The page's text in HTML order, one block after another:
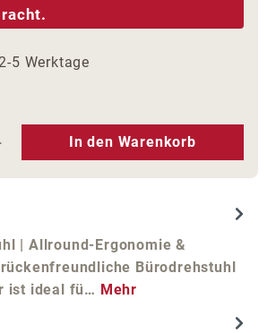
5 Werktage
Gib den
In den Warenkorb
| Allround-Ergonomie &
Bürodrehstuhl
ist ideal fü… Mehr